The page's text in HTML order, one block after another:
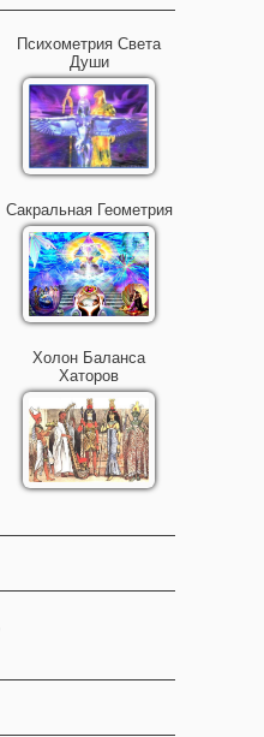
Психометрия Света
Души
Сакральная Геометрия
Холон Баланса
Хаторов